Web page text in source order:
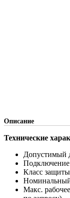
Описание
Технические
Допустимый
Подключение
Класс
Макс.